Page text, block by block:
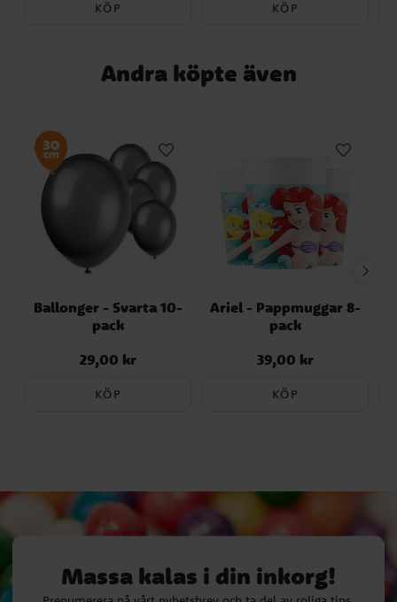
KÖP KÖP
Andra köpte även
Ballonger - Svarta 10-
pack
Pris:29,00 kr
29,00 kr
KÖP
Ariel - Pappmuggar 8-
pack
Pris:39,00 kr
39,00 kr
KÖP
Massa kalas i din inkorg!